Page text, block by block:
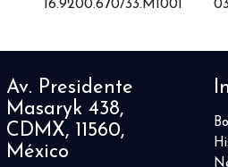
16.9200.670/33.MI001
Av. Presidente
Masaryk 438,
CDMX, 11560,
México